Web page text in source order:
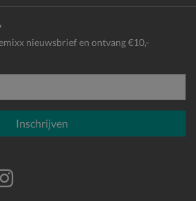
nieuwsbrief en ontvang €10,-
Inschrijven